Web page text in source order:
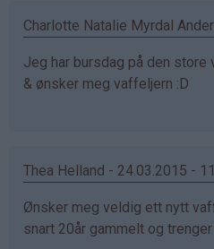
Charlotte Natalie Myrdal
Jeg har bursdag på den
& ønsker meg vaffeljern :D
Thea Helland - 24.03.2015 -
Ønsker meg veldig ett nytt
snart 20år gammelt og